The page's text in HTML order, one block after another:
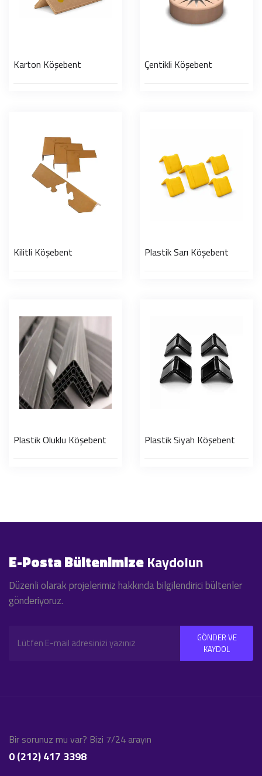
Karton Köşebent Çentikli Köşebent
Kilitli Köşebent Plastik Sarı Köşebent
Plastik Oluklu Köşebent Plastik Siyah Köşebent
E-Posta BültenimizeKaydolun
Düzenli olarak projelerimiz hakkında bilgilendirici bültenler
gönderiyoruz.
GÖNDER VE
KAYDOL
Bir sorunuz mu var? Bizi 7/24 arayın
0 (212) 417 3398